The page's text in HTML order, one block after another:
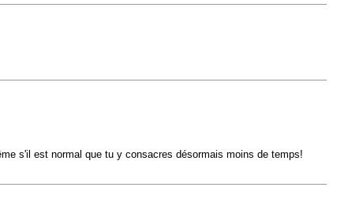
s'il est normal que tu y consacres désormais moins de temps!